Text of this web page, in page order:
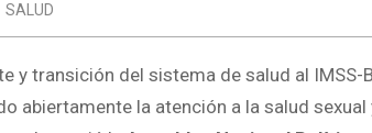
SALUD
y transición del sistema de salud al IMSS-
abiertamente la atención a la salud